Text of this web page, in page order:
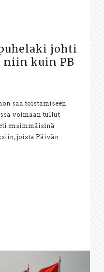
johti
kuin PB
saa toistamiseen
voimaan tullut
ensimmäisinä
joista Päivän